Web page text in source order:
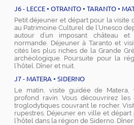
J6 - LECCE • OTRANTO • TARANTO •
Petit déjeuner et départ pour la visite
au Patrimoine Culturel de l’Unesco
autour d’un imposant château et
normande. Déjeuner à Taranto et
cités les plus riches de la Grande
archéologique. Poursuite pour la
l’hôtel. Dîner et nuit.
J7 - MATERA • SIDERNO
Le matin, visite guidée de
profond ravin. Vous découvrirez les
troglodytiques couvrant le rocher.
rupestres. Déjeuner en ville et
l’hôtel dans la région de Siderno.